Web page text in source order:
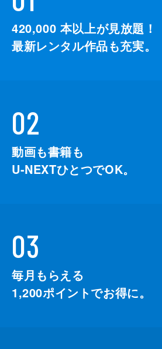
420,000 本以上が見放題！
最新レンタル作品も充実。
02
動画も書籍も
U-NEXTひとつでOK。
03
毎月もらえる
1,200ポイントでお得に。